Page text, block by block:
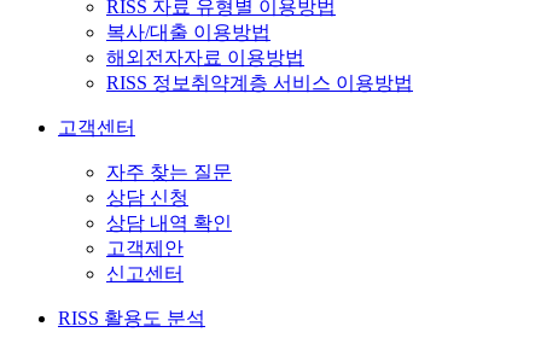
RISS 자료 유형별 이용방법
복사/대출 이용방법
해외전자자료 이용방법
RISS 정보취약계층 서비스 이용방법
고객센터
자주 찾는 질문
상담 신청
상담 내역 확인
고객제안
신고센터
RISS 활용도 분석